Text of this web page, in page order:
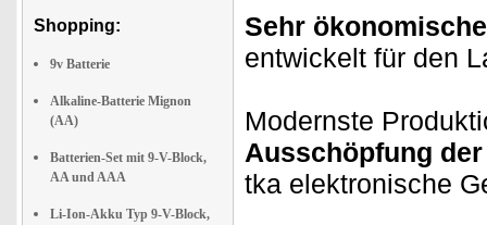
Shopping:
9v Batterie
Alkaline-Batterie Mignon
(AA)
Batterien-Set mit 9-V-Block,
AA und AAA
Li-Ion-Akku Typ 9-V-Block,
Sehr
entwickelt für den
Modernste
Ausschöpfung
tka elektronische